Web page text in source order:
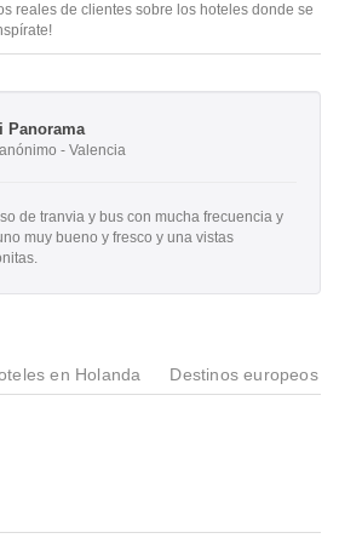
reales de clientes sobre los hoteles donde se
Panorama
- Valencia
de tranvia y bus con mucha frecuencia y
muy bueno y fresco y una vistas
en Holanda Destinos europeos